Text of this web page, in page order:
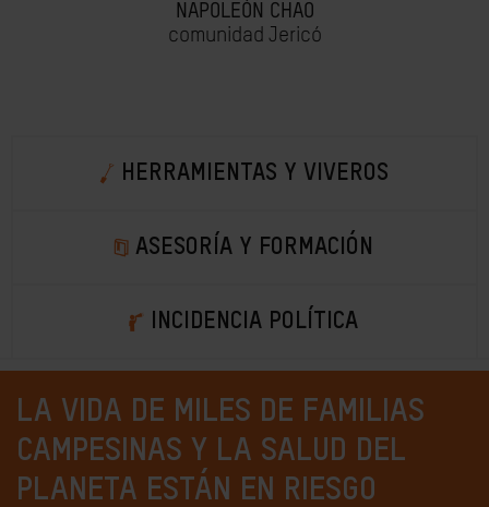
NAPOLEÓN CHAO
comunidad Jericó
HERRAMIENTAS Y VIVEROS
ASESORÍA Y FORMACIÓN
INCIDENCIA POLÍTICA
LA VIDA DE MILES DE FAMILIAS
CAMPESINAS Y LA SALUD DEL
PLANETA ESTÁN EN RIESGO